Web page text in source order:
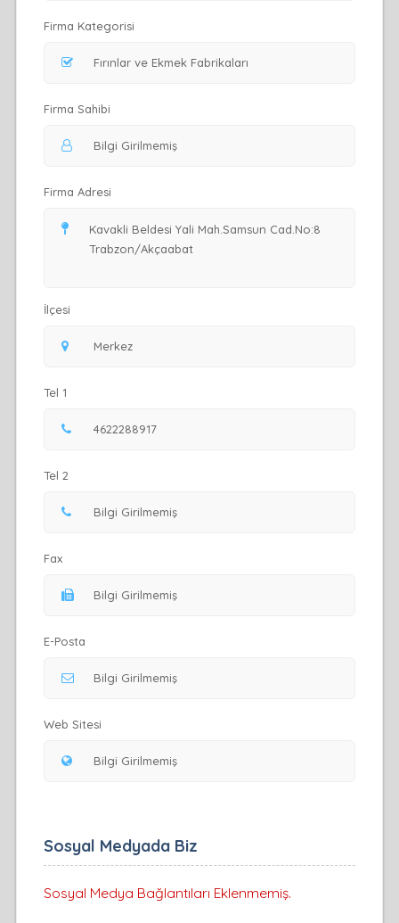
Firma Kategorisi
Firma Sahibi
Firma Adresi
İlçesi
Tel 1
Tel 2
Fax
E-Posta
Web Sitesi
Sosyal Medyada Biz
Sosyal Medya Bağlantıları Eklenmemiş.